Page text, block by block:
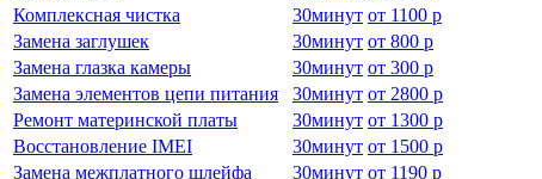
Комплексная чистка
30минут от 1100 р
Замена заглушек
30минут от 800 р
Замена глазка камеры
30минут от 300 р
Замена элементов цепи питания
30минут от 2800 р
Ремонт материнской платы
30минут от 1300 р
Восстановление IMEI
30минут от 1500 р
Замена межплатного шлейфа
30минут от 1190 р